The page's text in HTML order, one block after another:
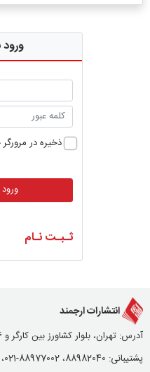
ذخیره در
ثـبـت نـام
انتشارات ارجمند
آدرس: تهران، بلوار کشاورز بین کارگر و 16 آذر پلاک 292
پشتیبانی: 88982040، 88977002-021، 88982030-021، 88975190-021